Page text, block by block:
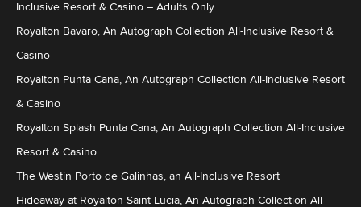
Inclusive Resort & Casino – Adults Only
Royalton Bavaro, An Autograph Collection All-Inclusive Resort &
Casino
Royalton Punta Cana, An Autograph Collection All-Inclusive Resort
& Casino
Royalton Splash Punta Cana, An Autograph Collection All-Inclusive
Resort & Casino
The Westin Porto de Galinhas, an All-Inclusive Resort
Hideaway at Royalton Saint Lucia, An Autograph Collection All-